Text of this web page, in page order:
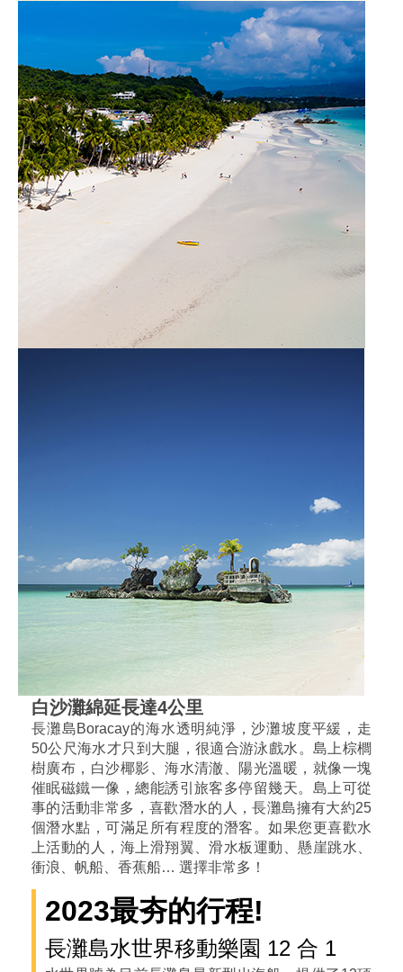
白沙灘綿延長達4公里
長灘島Boracay的海水透明純淨，沙灘坡度平緩，走
50公尺海水才只到大腿，很適合游泳戲水。島上棕櫚
樹廣布，白沙椰影、海水清澈、陽光溫暖，就像一塊
催眠磁鐵一像，總能誘引旅客多停留幾天。島上可從
事的活動非常多，喜歡潛水的人，長灘島擁有大約25
個潛水點，可滿足所有程度的潛客。如果您更喜歡水
上活動的人，海上滑翔翼、滑水板運動、懸崖跳水、
衝浪、帆船、香蕉船… 選擇非常多！
2023最夯的行程!
長灘島水世界移動樂園 12 合 1